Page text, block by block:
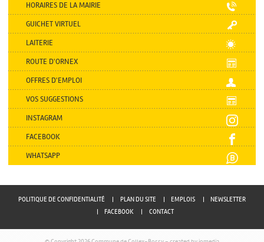
HORAIRES DE LA MAIRIE
GUICHET VIRTUEL
LAITERIE
ROUTE D'ORNEX
OFFRES D'EMPLOI
VOS SUGGESTIONS
INSTAGRAM
FACEBOOK
WHATSAPP
POLITIQUE DE CONFIDENTIALITÉ PLAN DU SITE EMPLOIS
NEWSLETTER
FACEBOOK
CONTACT